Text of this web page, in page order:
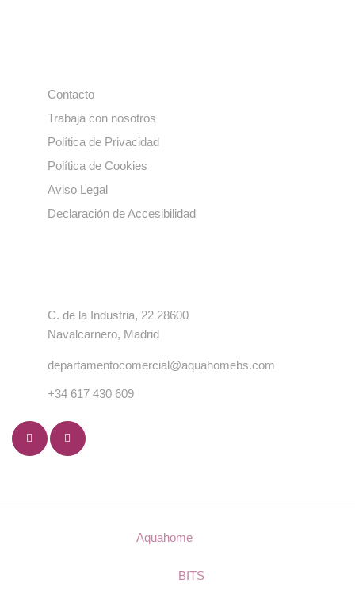
Contacto
Trabaja con nosotros
Política de Privacidad
Política de Cookies
Aviso Legal
Declaración de Accesibilidad
C. de la Industria, 22 28600
Navalcarnero, Madrid
departamentocomercial@aquahomebs.com
+34 617 430 609
Aquahome
BITS